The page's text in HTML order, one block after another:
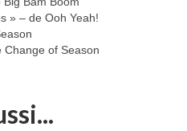
» – de Ooh Yeah!
Change of Season